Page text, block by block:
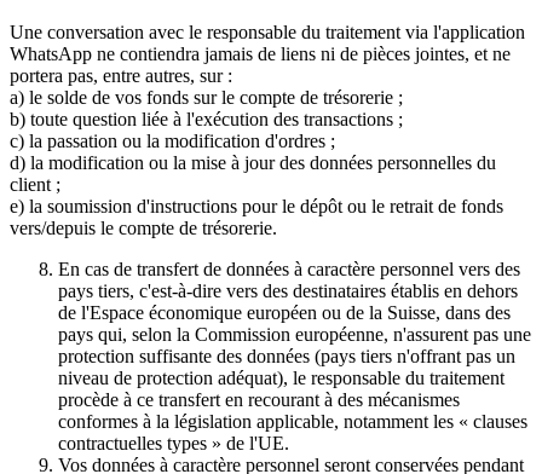
Une conversation avec le responsable du traitement via l'application
WhatsApp ne contiendra jamais de liens ni de pièces jointes, et ne
portera pas, entre autres, sur :
a) le solde de vos fonds sur le compte de trésorerie ;
b) toute question liée à l'exécution des transactions ;
c) la passation ou la modification d'ordres ;
d) la modification ou la mise à jour des données personnelles du
client ;
e) la soumission d'instructions pour le dépôt ou le retrait de fonds
vers/depuis le compte de trésorerie.
En cas de transfert de données à caractère personnel vers des
pays tiers, c'est-à-dire vers des destinataires établis en dehors
de l'Espace économique européen ou de la Suisse, dans des
pays qui, selon la Commission européenne, n'assurent pas une
protection suffisante des données (pays tiers n'offrant pas un
niveau de protection adéquat), le responsable du traitement
procède à ce transfert en recourant à des mécanismes
conformes à la législation applicable, notamment les « clauses
contractuelles types » de l'UE.
Vos données à caractère personnel seront conservées pendant